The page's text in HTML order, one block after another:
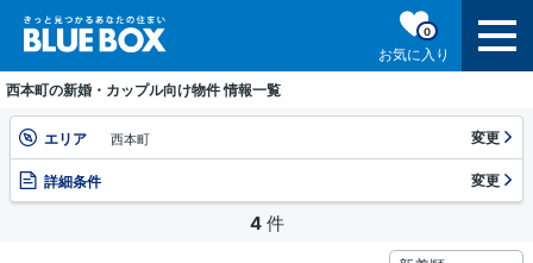
お気に入り
0
西本町の新婚・カップル向け物件 情報一覧
エリア 西本町 変更
詳細条件 変更
4 件